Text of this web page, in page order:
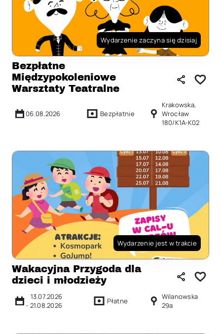
Wydarzenie zaczyna się dzisiaj
Bezpłatne
Międzypokoleniowe
Warsztaty Teatralne
06.08.2026 Bezpłatnie
Krakowska,
Wrocław
180/K1A-K02
Wydarzenie jest w trakcie
Wakacyjna Przygoda dla
dzieci i młodzieży
13.07.2026
- 21.08.2026 Płatne
Wilanowska
29a